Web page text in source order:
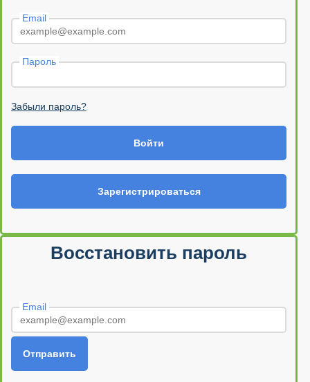
Email
Пароль
Забыли пароль?
Войти
Зарегистрироваться
Восстановить пароль
Email
Отправить